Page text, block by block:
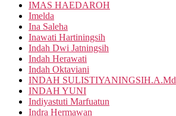
IMAS HAEDAROH
Imelda
Ina Saleha
Inawati Hartiningsih
Indah Dwi Jatningsih
Indah Herawati
Indah Oktaviani
INDAH SULISTIYANINGSIH.A.Md
INDAH YUNI
Indiyastuti Marfuatun
Indra Hermawan